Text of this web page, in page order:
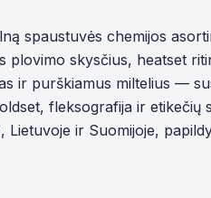
spaustuvės chemijos
plovimo skysčius, heatset
ir purškiamus miltelius —
fleksografija ir etikečių
Lietuvoje ir Suomijoje,